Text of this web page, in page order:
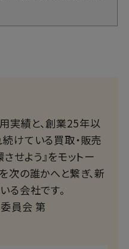
実績と、創業25年以
けている買取・販売
せよう』をモットー
次の誰かへと繋ぎ、新
る会社です。
員会 第